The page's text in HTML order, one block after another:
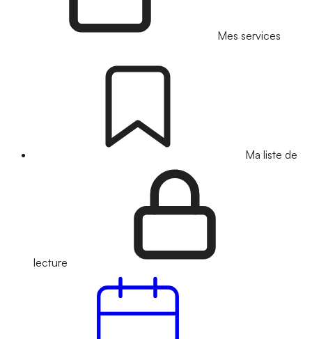
Mes services
Ma liste de
lecture